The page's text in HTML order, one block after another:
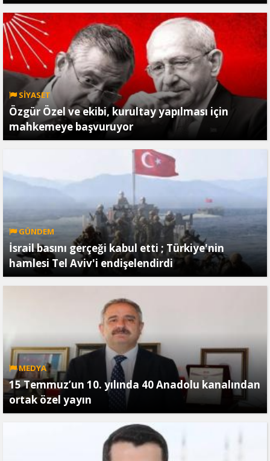
SİYASET
Özgür Özel ve ekibi, kurultay yapılması için
mahkemeye başvuruyor
GÜNDEM
İsrail basını gerçeği kabul etti ; Türkiye'nin
hamlesi Tel Aviv'i endişelendirdi
MEDYA
15 Temmuz’un 10. yılında 40 Anadolu kanalından
ortak özel yayın